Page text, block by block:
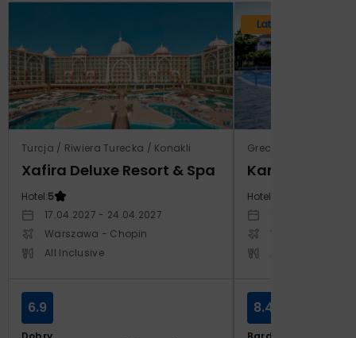
Turcja / Riwiera Turecka / Konakli
Xafira Deluxe Resort & Spa
Hotel:5
17.04.2027 - 24.04.2027
Warszawa - Chopin
All Inclusive
6.9
Lato 2026
Grecja / Samos /
Kampos
Hotel:
Warszawa -
8.4